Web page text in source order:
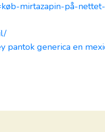
mirtazapin-på-
pantok generica en